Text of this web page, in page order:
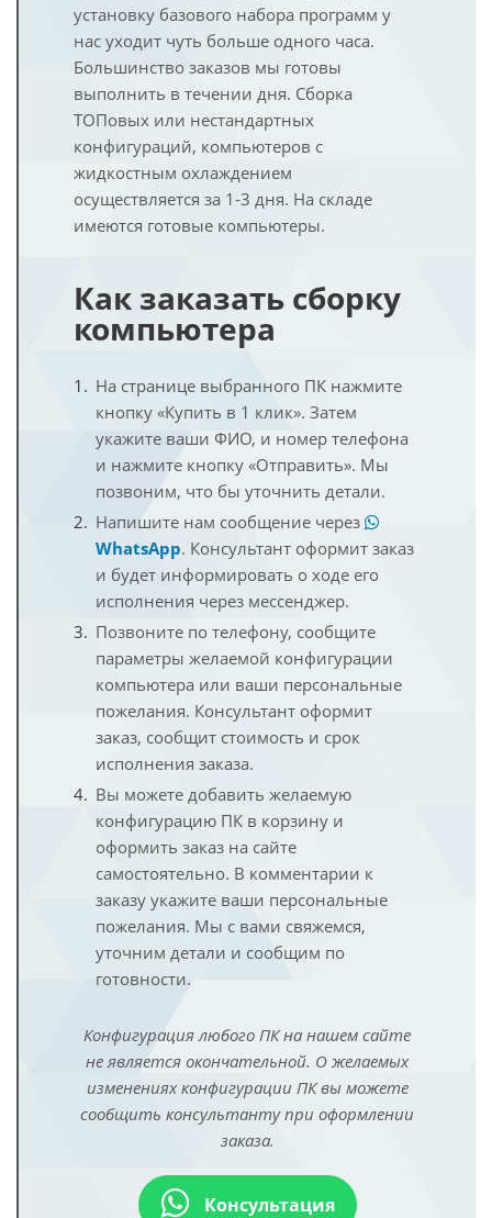
установку базового набора программ у
нас уходит чуть больше одного часа.
Большинство заказов мы готовы
выполнить в течении дня. Сборка
ТОПовых или нестандартных
конфигураций, компьютеров с
жидкостным охлаждением
осуществляется за 1-3 дня. На складе
имеются готовые компьютеры.
Как заказать сборку
компьютера
На странице выбранного ПК нажмите
кнопку «Купить в 1 клик». Затем
укажите ваши ФИО, и номер телефона
и нажмите кнопку «Отправить». Мы
позвоним, что бы уточнить детали.
Напишите нам сообщение через
WhatsApp. Консультант оформит заказ
и будет информировать о ходе его
исполнения через мессенджер.
Позвоните по телефону, сообщите
параметры желаемой конфигурации
компьютера или ваши персональные
пожелания. Консультант оформит
заказ, сообщит стоимость и срок
исполнения заказа.
Вы можете добавить желаемую
конфигурацию ПК в корзину и
оформить заказ на сайте
самостоятельно. В комментарии к
заказу укажите ваши персональные
пожелания. Мы с вами свяжемся,
уточним детали и сообщим по
готовности.
Конфигурация любого ПК на нашем сайте
не является окончательной. О желаемых
изменениях конфигурации ПК вы можете
сообщить консультанту при оформлении
заказа.
Консультация